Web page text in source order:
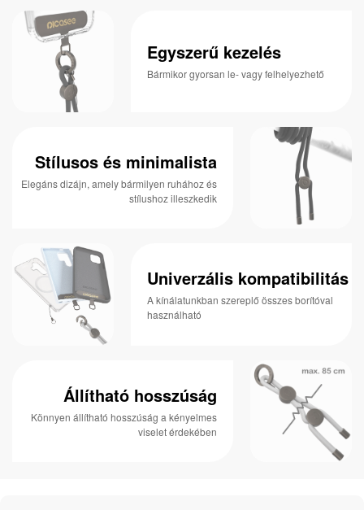
Egyszerű kezelés
Bármikor gyorsan le- vagy felhelyezhető
Stílusos és minimalista
Elegáns dizájn, amely bármilyen ruhához és
stílushoz illeszkedik
Univerzális kompatibilitás
A kínálatunkban szereplő összes borítóval
használható
Állítható hosszúság
Könnyen állítható hosszúság a kényelmes
viselet érdekében